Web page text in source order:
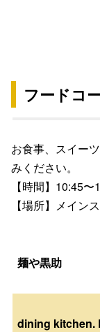
フードコ
お食事、スイー
みください。
【時間】10:45〜
【場所】メイン
麺や黒助
dining kitchen.